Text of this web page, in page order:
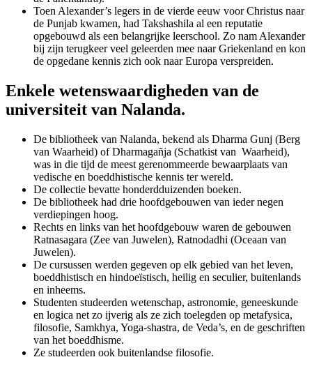
Toen Alexander’s legers in de vierde eeuw voor Christus naar
de Punjab kwamen, had Takshashila al een reputatie
opgebouwd als een belangrijke leerschool. Zo nam Alexander
bij zijn terugkeer veel geleerden mee naar Griekenland en kon
de opgedane kennis zich ook naar Europa verspreiden.
Enkele wetenswaardigheden van de
universiteit van Nalanda.
De bibliotheek van Nalanda, bekend als Dharma Gunj (Berg
van Waarheid) of Dharmagañja (Schatkist van Waarheid),
was in die tijd de meest gerenommeerde bewaarplaats van
vedische en boeddhistische kennis ter wereld.
De collectie bevatte honderdduizenden boeken.
De bibliotheek had drie hoofdgebouwen van ieder negen
verdiepingen hoog.
Rechts en links van het hoofdgebouw waren de gebouwen
Ratnasagara (Zee van Juwelen), Ratnodadhi (Oceaan van
Juwelen).
De cursussen werden gegeven op elk gebied van het leven,
boeddhistisch en hindoeïstisch, heilig en seculier, buitenlands
en inheems.
Studenten studeerden wetenschap, astronomie, geneeskunde
en logica net zo ijverig als ze zich toelegden op metafysica,
filosofie, Samkhya, Yoga-shastra, de Veda’s, en de geschriften
van het boeddhisme.
Ze studeerden ook buitenlandse filosofie.